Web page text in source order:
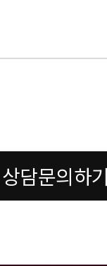
상담문의하